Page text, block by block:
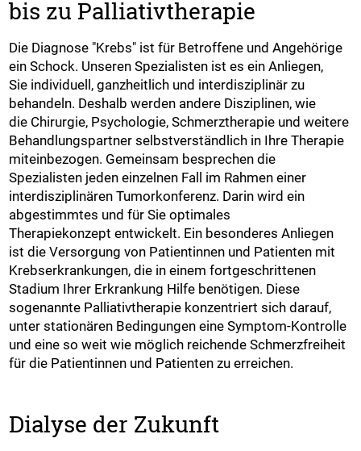
bis zu Palliativtherapie
Die Diagnose "Krebs" ist für Betroffene und Angehörige
ein Schock. Unseren Spezialisten ist es ein Anliegen,
Sie individuell, ganzheitlich und interdisziplinär zu
behandeln. Deshalb werden andere Disziplinen, wie
die Chirurgie, Psychologie, Schmerztherapie und weitere
Behandlungspartner selbstverständlich in Ihre Therapie
miteinbezogen. Gemeinsam besprechen die
Spezialisten jeden einzelnen Fall im Rahmen einer
interdisziplinären Tumorkonferenz. Darin wird ein
abgestimmtes und für Sie optimales
Therapiekonzept entwickelt. Ein besonderes Anliegen
ist die Versorgung von Patientinnen und Patienten mit
Krebserkrankungen, die in einem fortgeschrittenen
Stadium Ihrer Erkrankung Hilfe benötigen. Diese
sogenannte Palliativtherapie konzentriert sich darauf,
unter stationären Bedingungen eine Symptom-Kontrolle
und eine so weit wie möglich reichende Schmerzfreiheit
für die Patientinnen und Patienten zu erreichen.
Dialyse der Zukunft